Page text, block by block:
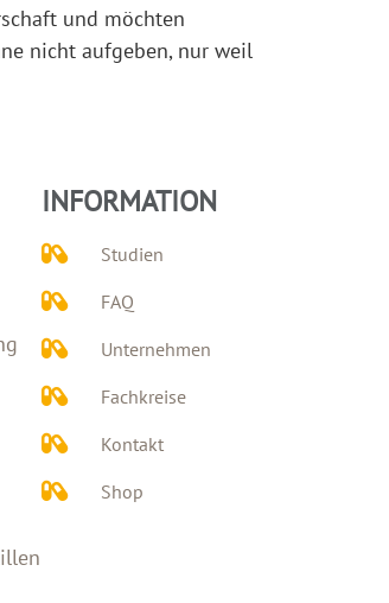
und möchten
nicht aufgeben, nur weil
INFORMATION
Studien
FAQ
Unternehmen
Fachkreise
Kontakt
Shop